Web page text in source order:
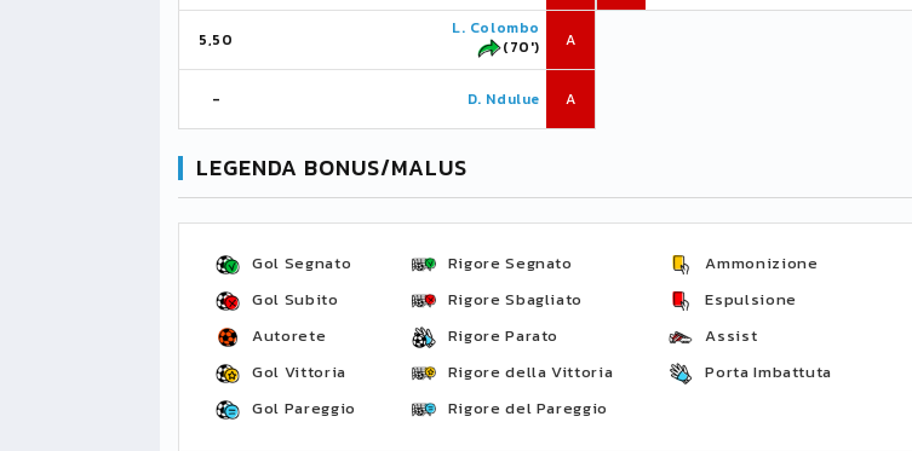
5,50
L. Colombo
(70')
A
- D. Ndulue A
LEGENDA BONUS/MALUS
Gol Segnato
Gol Subito
Autorete
Gol Vittoria
Gol Pareggio
Rigore Segnato
Rigore Sbagliato
Rigore Parato
Rigore della Vittoria
Rigore del Pareggio
Ammonizione
Espulsione
Assist
Porta Imbattuta